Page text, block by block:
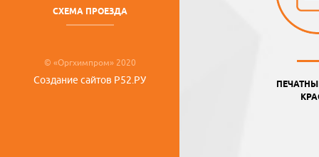
СХЕМА ПРОЕЗДА
© «Оргхимпром» 2020
Создание сайтов Р52.РУ